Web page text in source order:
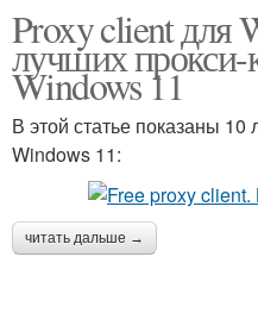
Proxy client для
лучших прокси-
Windows 11
В этой статье показаны 10
Windows 11:
читать дальше →